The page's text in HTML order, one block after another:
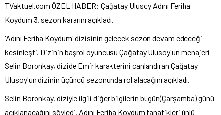
TVaktuel.com ÖZEL HABER: Çağatay Ulusoy Adını Feriha
Koydum 3. sezon kararını açıkladı.
'Adını Feriha Koydum' dizisinin gelecek sezon devam edeceği
kesinleşti. Dizinin başrol oyuncusu Çağatay Ulusoy'un menajeri
Selin Boronkay, dizide Emir karakterini canlandıran Çağatay
Ulusoy'un dizinin üçüncü sezonunda rol alacağını açıkladı.
Selin Boronkay, diziyle ilgili diğer bilgilerin bugün(Çarşamba) günü
açıklanacağını söyledi. Adını Feriha Koydum fanatikleri ünlü